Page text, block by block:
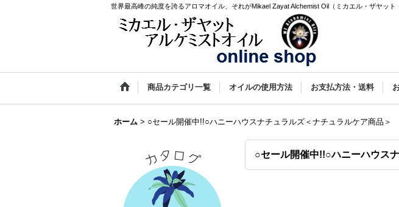
世界最高峰の純度を誇るアロマオイル、それがMikael Zayat Alchemist Oil（ミカエル・ザヤット
商品カテゴリ一覧 オイルの使用方法 お支払方法・送料
ホーム > ○セール開催中!!○ハニーハウスナチュラルズ＜ナチュラルケア商品＞
○セール開催中!!○ハニーハウス